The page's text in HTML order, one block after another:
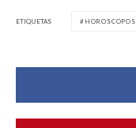
ETIQUETAS HOROSCOPOS